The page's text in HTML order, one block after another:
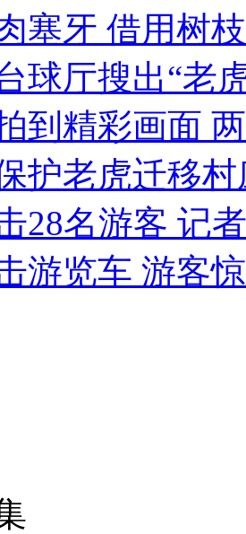
人 痛下狠手拳打脚踢
医生回应
治霸凌主义
论片面不公正
塞牙 借用树
球厅搜出“老
到精彩画面
护老虎迁移
28名游客 记
游览车 游客